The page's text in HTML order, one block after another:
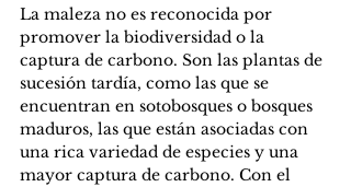
La maleza no es reconocida por
promover la biodiversidad o la
captura de carbono. Son las plantas de
sucesión tardía, como las que se
encuentran en sotobosques o bosques
maduros, las que están asociadas con
una rica variedad de especies y una
mayor captura de carbono. Con el